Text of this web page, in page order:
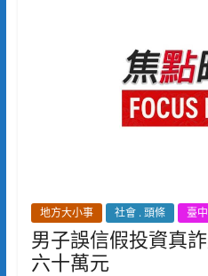
地方大小事 社會 . 頭條 臺
男子誤信假投資真
六十萬元